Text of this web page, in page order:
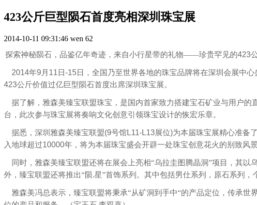
423公斤巨型陨石首度亮相深圳珠宝展
2014-10-11 09:31:46 wen 62
探索神秘陨石，品鉴亿年奇迹，来自小行星带的礼物——珍贵罕见的423
2014年9 月 11 日 -15日，全国乃至世界各地的珠宝品牌将在深圳会展中
423公斤价值过亿巨型陨石首度出席深圳珠宝展。
据了解，雅森美臻宝联盟珠宝，是国内首家致力搭建宝石矿业与用户的
台，此次参与珠宝展将奏响文化创意引领珠宝设计的恢宏乐章。
据悉，深圳雅森美臻宝联盟(9号馆L11-L13展位)为本届珠宝展精心准备
入地球超过10000年，将为本届珠宝盛会开辟一处珠宝创意花火的别致风景
同时，雅森美臻宝联盟还将在展会上亮相“乌拉圭图腾晶洞”项目，其以
外，臻宝联盟还将推出“陨.星”首饰系列。其中包括男仕系列，原石系列，
雅森美冯总表示，臻宝联盟将秉承“从矿洞到手中“的产品定位，传承世